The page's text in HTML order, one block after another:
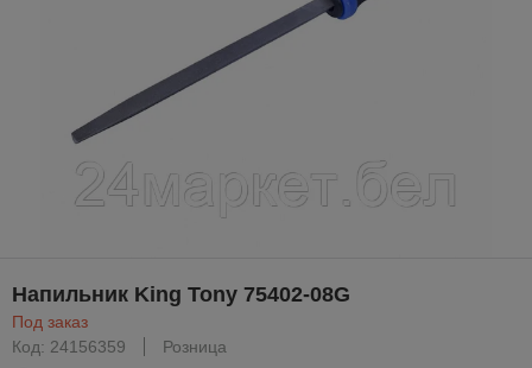
Напильник King Tony 75402-08G
Под заказ
Код: 24156359
Розница